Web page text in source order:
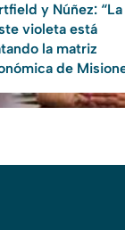
y Núñez: “La
violeta está
la matriz
de